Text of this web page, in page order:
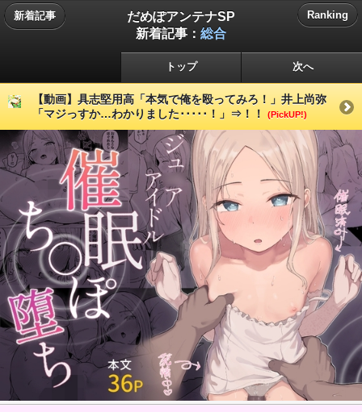
新着記事
だめぽアンテナSP
新着記事： 総合
Ranking
トップ 次へ
【動画】具志堅用高「本気で俺を殴ってみろ！」井上尚弥
「マジっすか…わかりました･････！」⇒！！
(PickUP!)